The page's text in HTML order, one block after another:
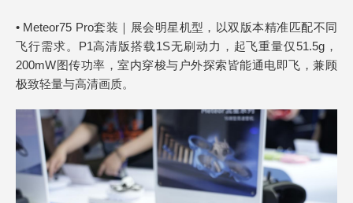
• Meteor75 Pro套装｜展会明星机型，以双版本精准匹配不同
飞行需求。P1高清版搭载1S无刷动力，起飞重量仅51.5g，
200mW图传功率，室内穿梭与户外探索皆能通电即飞，兼顾
极致轻量与高清画质。